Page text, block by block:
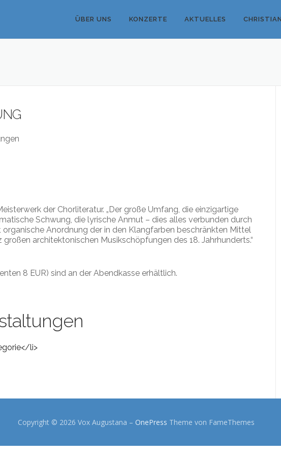
ÜBER UNS KONZERTE AKTUELLES
der Chorliteratur. „Der große Umfang, die einzigartige
Schwung, die lyrische Anmut – dies alles verbunden durch
Anordnung der in den Klangfarben beschränkten Mittel
architektonischen Musikschöpfungen des 18. Jahrhunderts.“
8 EUR) sind an der Abendkasse erhältlich.
li>
Copyright © 2026 Vox Augustana – OnePress Theme von FameThemes